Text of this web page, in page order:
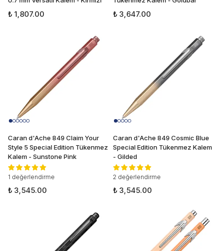
₺ 1,807.00 ₺ 3,647.00
Caran d'Ache 849 Claim Your
Style 5 Special Edition Tükenmez
Kalem - Sunstone Pink
1 değerlendirme
₺ 3,545.00
Caran d'Ache 849 Cosmic Blue
Special Edition Tükenmez Kalem
- Gilded
2 değerlendirme
₺ 3,545.00